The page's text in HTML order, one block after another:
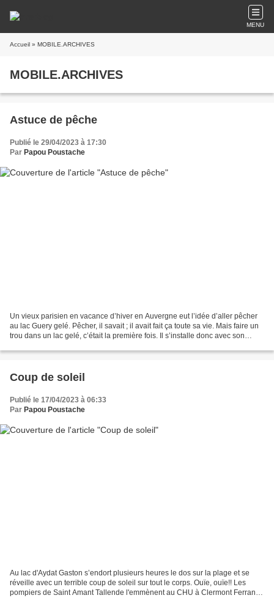
MENU
Accueil » MOBILE.ARCHIVES
MOBILE.ARCHIVES
Astuce de pêche
Publié le 29/04/2023 à 17:30
Par Papou Poustache
Un vieux parisien en vacance d’hiver en Auvergne eut l’idée d’aller pêcher
au lac Guery gelé. Pêcher, il savait ; il avait fait ça toute sa vie. Mais faire un
trou dans un lac gelé, c’était la première fois. Il s’installe donc avec son
Coup de soleil
Publié le 17/04/2023 à 06:33
Par Papou Poustache
Au lac d'Aydat Gaston s’endort plusieurs heures le dos sur la plage et se
réveille avec un terrible coup de soleil sur tout le corps. Ouïe, ouïe!! Les
pompiers de Saint Amant Tallende l'emmènent au CHU à Clermont Ferrand